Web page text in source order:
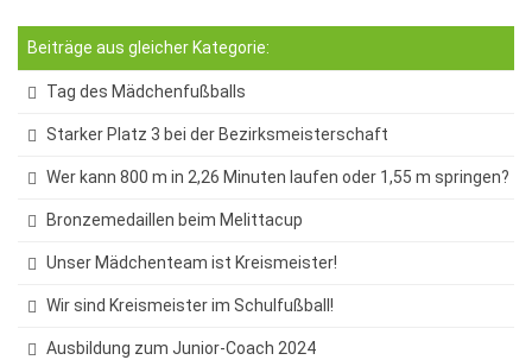
Exkursion Universität Bielefeld
Studienorientierung NRW
Beiträge aus gleicher Kategorie:
Tag des Mädchenfußballs
Starker Platz 3 bei der Bezirksmeisterschaft
Wer kann 800 m in 2,26 Minuten laufen oder 1,55 m springen?
Bronzemedaillen beim Melittacup
Unser Mädchenteam ist Kreismeister!
Wir sind Kreismeister im Schulfußball!
Ausbildung zum Junior-Coach 2024